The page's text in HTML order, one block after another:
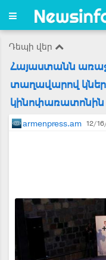
Դեպի վեր
Հայաստանն
տաղավարով
կինոփառատոնին
armenpress.am 12/